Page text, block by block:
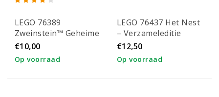
LEGO 76389
Zweinstein™ Geheime
Kamer
€10,00
Op voorraad
LEGO 76437 Het Nest
– Verzameleditie
€12,50
Op voorraad